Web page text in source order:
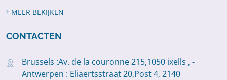
MEER BEKIJKEN
CONTACTEN
Brussels :Av. de la couronne 215,1050 ixells , -
Antwerpen : Eliaertsstraat 20,Post 4, 2140